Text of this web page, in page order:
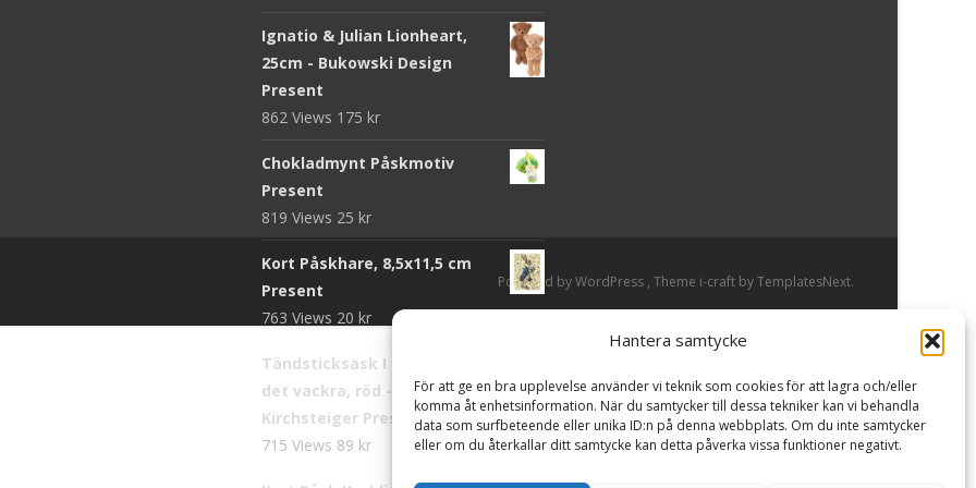
Hantera samtycke
För att ge en bra upplevelse använder vi teknik som cookies för att lagra och/eller
komma åt enhetsinformation. När du samtycker till dessa tekniker kan vi behandla
data som surfbeteende eller unika ID:n på denna webbplats. Om du inte samtycker
eller om du återkallar ditt samtycke kan detta påverka vissa funktioner negativt.
Ignatio & Julian Lionheart,
25cm - Bukowski Design
Present
862 Views 175 kr
Chokladmynt Påskmotiv
Present
819 Views 25 kr
Kort Påskhare, 8,5x11,5 cm
Present
763 Views 20 kr
Tändsticksask I den enkla bor
det vackra, röd - Ernst
Kirchsteiger Present
715 Views 89 kr
Powered by WordPress , Theme i-craft by TemplatesNext.